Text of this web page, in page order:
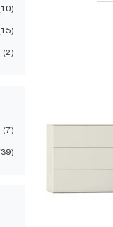
10
15
2
7
39